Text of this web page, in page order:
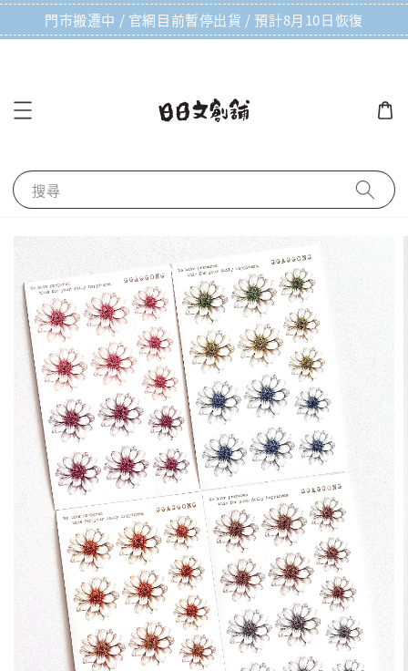
門市搬遷中 / 官網目前暫停出貨 / 預計8月10日恢復
搜尋